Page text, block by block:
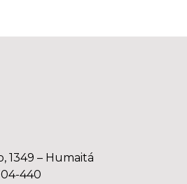
1349 – Humaitá
440